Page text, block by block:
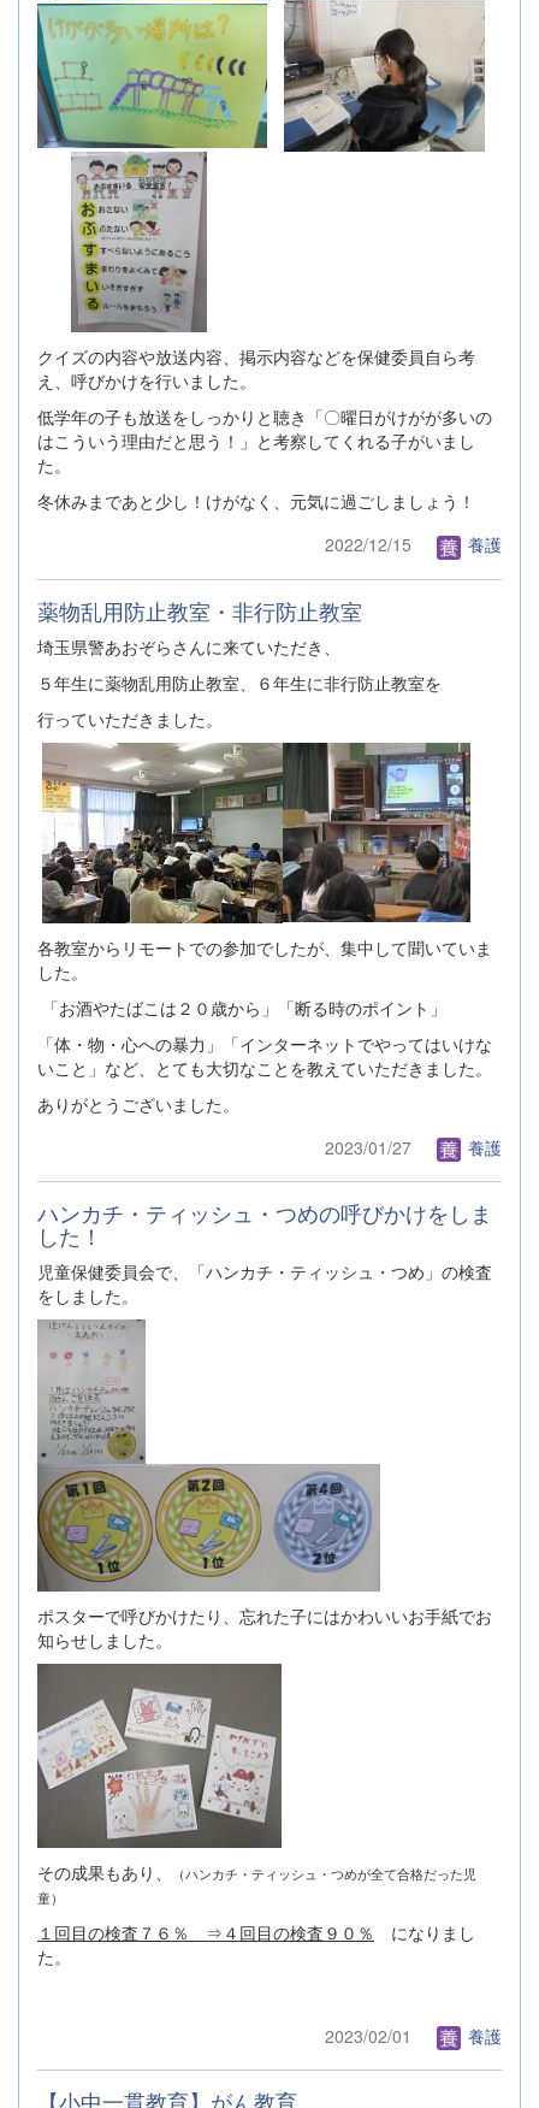
クイズの内容や放送内容、掲示内容などを保健委員自ら考
え、呼びかけを行いました。
低学年の子も放送をしっかりと聴き「〇曜日がけがが多いの
はこういう理由だと思う！」と考察してくれる子がいまし
た。
冬休みまであと少し！けがなく、元気に過ごしましょう！
2022/12/15
養護
薬物乱用防止教室・非行防止教室
埼玉県警あおぞらさんに来ていただき、
５年生に薬物乱用防止教室、６年生に非行防止教室を
行っていただきました。
各教室からリモートでの参加でしたが、集中して聞いていま
した。
「お酒やたばこは２０歳から」「断る時のポイント」
「体・物・心への暴力」「インターネットでやってはいけな
いこと」など、とても大切なことを教えていただきました。
ありがとうございました。
2023/01/27
養護
ハンカチ・ティッシュ・つめの呼びかけをしま
した！
児童保健委員会で、「ハンカチ・ティッシュ・つめ」の検査
をしました。
ポスターで呼びかけたり、忘れた子にはかわいいお手紙でお
知らせしました。
その成果もあり、
（ハンカチ・ティッシュ・つめが全て合格だった児
童）
１回目の検査７６％ ⇒４回目の検査９０％ になりまし
た。
2023/02/01 養護
【小中一貫教育】がん教育